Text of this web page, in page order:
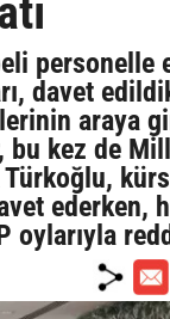
personelle
davet
araya
bu kez de
ederken,
oylarıyla